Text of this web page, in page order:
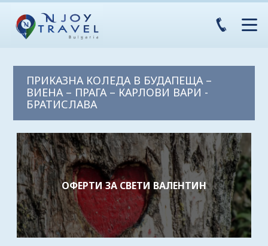
ПРИКАЗНА КОЛЕДА В БУДАПЕЩА –
ВИЕНА – ПРАГА – КАРЛОВИ ВАРИ -
БРАТИСЛАВА
ОФЕРТИ ЗА СВЕТИ ВАЛЕНТИН